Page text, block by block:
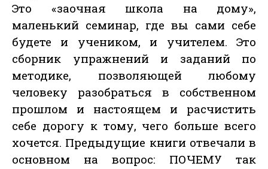
Это «заочная школа на дому»,
маленький семинар, где вы сами себе
будете и учеником, и учителем. Это
сборник упражнений и заданий по
методике, позволяющей любому
человеку разобраться в собственном
прошлом и настоящем и расчистить
себе дорогу к тому, чего больше всего
хочется. Предыдущие книги отвечали в
основном на вопрос: ПОЧЕМУ так